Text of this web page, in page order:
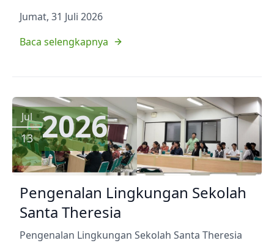
Jumat, 31 Juli 2026
Baca selengkapnya
Jul
13 2026
Pengenalan Lingkungan Sekolah
Santa Theresia
Pengenalan Lingkungan Sekolah Santa Theresia